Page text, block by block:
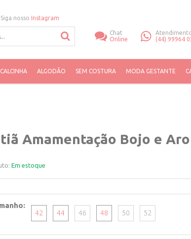
Siga nosso Instagram
Chat
Online
(44) 99964
CALCINHA ALGODÃO SEM COSTURA MODA GESTANTE
Amamentação Bojo e
Em estoque
42 44 46 48 50 52